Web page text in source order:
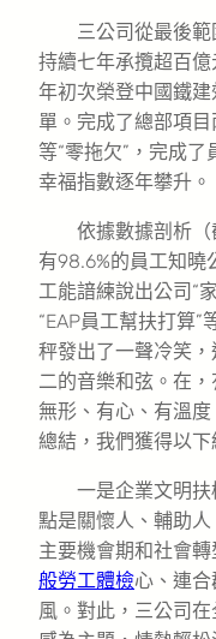
三公司從最後
持續七年承攬超百
年初次榮登中國鐵
單。完成了總部項
等“零拖欠”，完成
幸福指數逐年攀升。
依據數據剖析
有98.6%的員工知曉
工能諳練說出公司“
“EAP員工幫扶打算
秤發出了一聲冷笑
二的音樂和弦。在
無形、有心、有溫
總結，我們獲得以下
一是企業文明
點是關懷人、輔助
主要機會期和社會
般勞工體檢心、連
風。對此，三公司